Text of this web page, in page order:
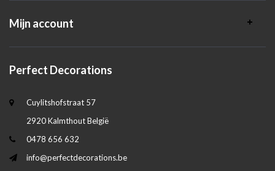
Mijn account
Perfect Decorations
Cuylitshofstraat 57
2920 Kalmthout België
0478 656 632
info@perfectdecorations.be